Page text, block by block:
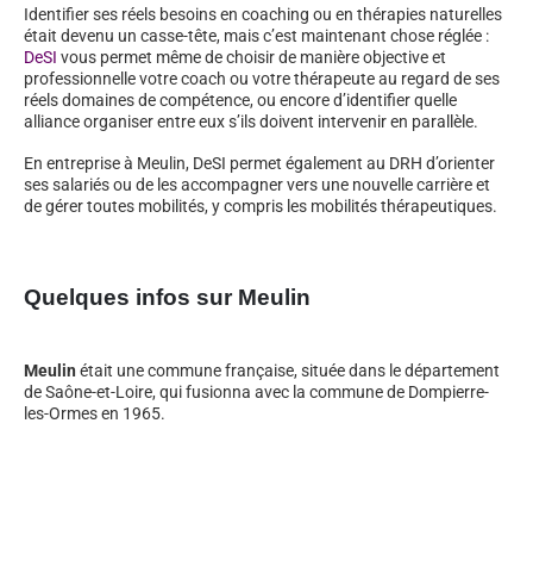
Identifier ses réels besoins en coaching ou en thérapies naturelles
était devenu un casse-tête, mais c’est maintenant chose réglée :
DeSI vous permet même de choisir de manière objective et
professionnelle votre coach ou votre thérapeute au regard de ses
réels domaines de compétence, ou encore d’identifier quelle
alliance organiser entre eux s’ils doivent intervenir en parallèle.
En entreprise à Meulin, DeSI permet également au DRH d’orienter
ses salariés ou de les accompagner vers une nouvelle carrière et
de gérer toutes mobilités, y compris les mobilités thérapeutiques.
Quelques infos sur Meulin
Meulin était une commune française, située dans le département
de Saône-et-Loire, qui fusionna avec la commune de Dompierre-
les-Ormes en 1965.